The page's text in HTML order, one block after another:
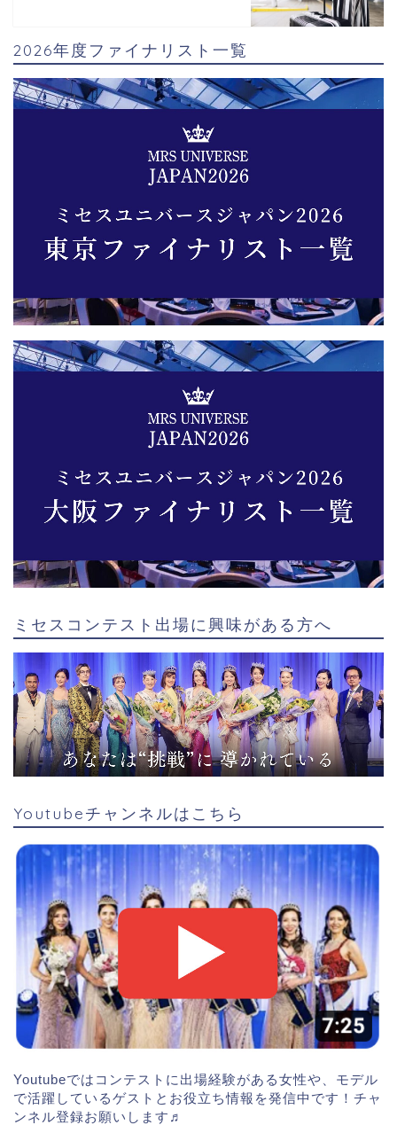
2026年度ファイナリスト一覧
ミセスコンテスト出場に興味がある方へ
Youtubeチャンネルはこちら
Youtubeではコンテストに出場経験がある女性や、モデル
で活躍しているゲストとお役立ち情報を発信中です！チャ
ンネル登録お願いします♬